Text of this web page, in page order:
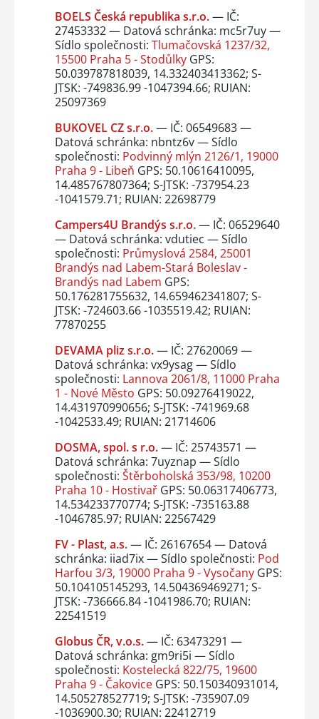
BOELS Česká republika s.r.o.— IČ:
27453332 — Datová schránka: mc5r7uy —
Sídlo společnosti: Tlumačovská 1237/32,
15500 Praha 5 - StodůlkyGPS:
50.039787818039, 14.332403413362; S-
JTSK: -749836.99 -1047394.66; RUIAN:
25097369
BUKOVEL CZ s.r.o.— IČ: 06549683 —
Datová schránka: nbntz6v — Sídlo
společnosti: Podvinný mlýn 2126/1, 19000
Praha 9 - Libeň GPS: 50.10616410095,
14.485767807364; S-JTSK: -737954.23
-1041579.71; RUIAN: 22698779
Campers4U Brandýs s.r.o.— IČ: 06529640
— Datová schránka: vdutiec — Sídlo
společnosti: Průmyslová 2584, 25001
Brandýs nad Labem-Stará Boleslav -
Brandýs nad Labem GPS:
50.176281755632, 14.659462341807; S-
JTSK: -724603.66 -1035519.42; RUIAN:
77870255
DEVAMA pliz s.r.o.— IČ: 27620069 —
Datová schránka: vx9ysag — Sídlo
společnosti: Lannova 2061/8, 11000 Praha
1 - Nové Město GPS: 50.09276419022,
14.431970990656; S-JTSK: -741969.68
-1042533.49; RUIAN: 21714606
DOSMA, spol. s r.o.— IČ: 25743571 —
Datová schránka: 7uyznap — Sídlo
společnosti: Štěrboholská 353/98, 10200
Praha 10 - HostivařGPS: 50.06317406773,
14.534233770774; S-JTSK: -735163.88
-1046785.97; RUIAN: 22567429
FV - Plast, a.s.— IČ: 26167654 — Datová
schránka: iiad7ix — Sídlo společnosti: Pod
Harfou 3/3, 19000 Praha 9 - VysočanyGPS:
50.104105145293, 14.504369469271; S-
JTSK: -736666.84 -1041986.70; RUIAN:
22541519
Globus ČR, v.o.s.— IČ: 63473291 —
Datová schránka: gm9ri5i — Sídlo
společnosti: Kostelecká 822/75, 19600
Praha 9 - ČakoviceGPS: 50.150340931014,
14.505278527719; S-JTSK: -735907.09
-1036900.30; RUIAN: 22412719